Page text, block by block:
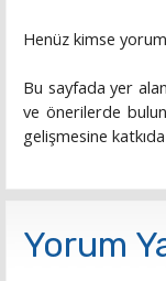
Henüz kimse
Bu sayfada yer
ve önerilerde
gelişmesine
Yorum